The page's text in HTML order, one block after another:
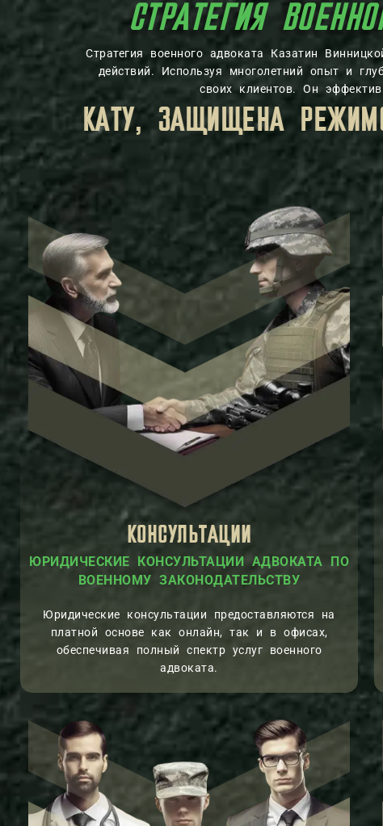
Стратегия военного адвоката Казатин
действий. Используя многолетний опыт и
своих клиентов. Он
УСТАНОВЛЕННЫМ
КОНСУЛЬТАЦИИ
КОНСУЛЬТАЦИИ АДВОКАТА ПО
ВОЕННОМУ
Юридические консультации предоставляются на
платной основе как онлайн, так и в офисах,
обеспечивая полный спектр услуг военного
адвоката.
ЗАЩИТА